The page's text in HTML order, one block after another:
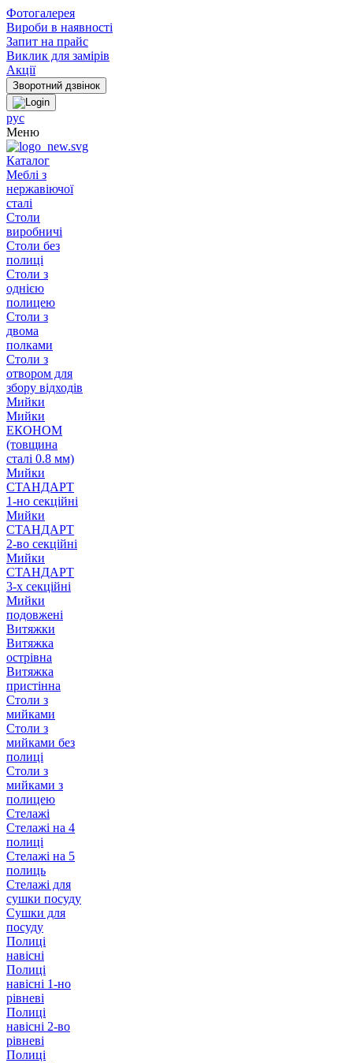
Фотогалерея
Вироби в наявності
Запит на прайс
Виклик для замірів
Акції
рус
Меню
Каталог
Меблі з
нержавіючої
сталі
Столи
виробничі
Столи без
полиці
Столи з
однією
полицею
Столи з
двома
полками
Столи з
отвором для
збору відходів
Мийки
Мийки
ЕКОНОМ
(товщина
сталі 0.8 мм)
Мийки
СТАНДАРТ
1-но секційні
Мийки
СТАНДАРТ
2-во секційні
Мийки
СТАНДАРТ
3-х секційні
Мийки
подовжені
Витяжки
Витяжка
острівна
Витяжка
пристінна
Столи з
мийками
Столи з
мийками без
полиці
Столи з
мийками з
полицею
Стелажі
Стелажі на 4
полиці
Стелажі на 5
полиць
Стелажі для
сушки посуду
Сушки для
посуду
Полиці
навісні
Полиці
навісні 1-но
рівневі
Полиці
навісні 2-во
рівневі
Полиці